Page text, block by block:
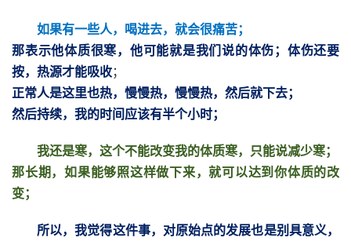
如果有一些人，喝进去，就会很痛苦；
那表示他体质很寒，他可能就是我们说的体伤；体伤还要
按，热源才能吸收；
正常人是这里也热，慢慢热，慢慢热，然后就下去；
然后持续，我的时间应该有半个小时；
我还是寒，这个不能改变我的体质寒，只能说减少寒；
那长期，如果能够照这样做下来，就可以达到你体质的改
变；
所以，我觉得这件事，对原始点的发展也是别具意义，